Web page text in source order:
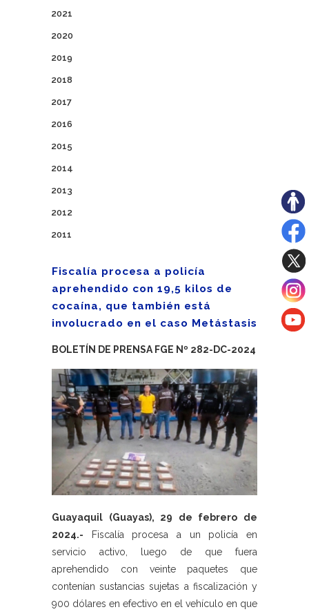
2021
2020
2019
2018
2017
2016
2015
2014
2013
2012
2011
Fiscalía procesa a policía
aprehendido con 19,5 kilos de
cocaína, que también está
involucrado en el caso Metástasis
BOLETÍN DE PRENSA FGE Nº 282-DC-2024
Guayaquil (Guayas), 29 de febrero de
2024.- Fiscalía procesa a un policía en
servicio activo, luego de que fuera
aprehendido con veinte paquetes que
contenían sustancias sujetas a fiscalización y
900 dólares en efectivo en el vehículo en que